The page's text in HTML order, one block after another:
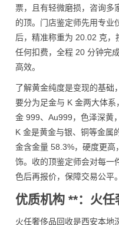
票，且有轻微磨损，咨询多
的顶。门店鉴定师先用专业
后，精准称重为 20.02 克
任何扣费，全程 20 分钟完
高效。
了解黄金纯度是变现的基础
要分为足金与 K 金两大体
金 999、Au999，色泽深黄
K 金是黄金与银、铜等金属
金含金量 58.3%，硬度更
饰。收的顶鉴定师会对每一
色后再报价，保障交易公平。
优质机构 **：火任
火任奢侈品回收是西安本地